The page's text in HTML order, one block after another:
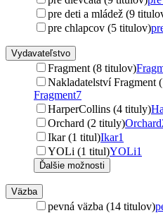
pre deti a mládež (9
pre chlapcov (5 titulov)
Vydavateľstvo
Fragment (8 titulov)
Nakladatelství Fragment
Fragment7
HarperCollins (4 tituly)
Orchard (2 tituly)Orchard
Ikar (1 titul)Ikar1
YOLi (1 titul)YOLi1
Ďalšie možnosti
Väzba
pevná väzba (14 titulov)